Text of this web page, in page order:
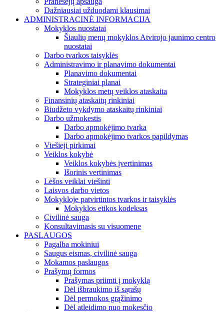
Dažniausiai užduodami klausimai
ADMINISTRACINĖ INFORMACIJA
Mokyklos nuostatai
Šiaulių menų mokyklos Atvirojo jaunimo centro
nuostatai
Darbo tvarkos taisyklės
Administravimo ir planavimo dokumentai
Planavimo dokumentai
Strateginiai planai
Mokyklos metų veiklos ataskaita
Finansinių ataskaitų rinkiniai
Biudžeto vykdymo ataskaitų rinkiniai
Darbo užmokestis
Darbo apmokėjimo tvarka
Darbo apmokėjimo tvarkos papildymas
Viešieji pirkimai
Veiklos kokybė
Veiklos kokybės įvertinimas
Išorinis vertinimas
Lėšos veiklai viešinti
Laisvos darbo vietos
Mokykloje patvirtintos tvarkos ir taisyklės
Mokyklos etikos kodeksas
Civilinė sauga
Konsultavimasis su visuomene
PASLAUGOS
Pagalba mokiniui
Saugus eismas, civilinė sauga
Mokamos paslaugos
Prašymų formos
Prašymas priimti į mokyklą
Dėl išbraukimo iš sąrašų
Dėl permokos grąžinimo
Dėl atleidimo nuo mokesčio